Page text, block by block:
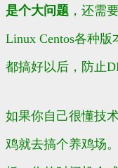
是个大问题 ，还需
Linux Centos各种
都搞好以后，防止
如果你自己很懂技
鸡就去搞个养鸡场